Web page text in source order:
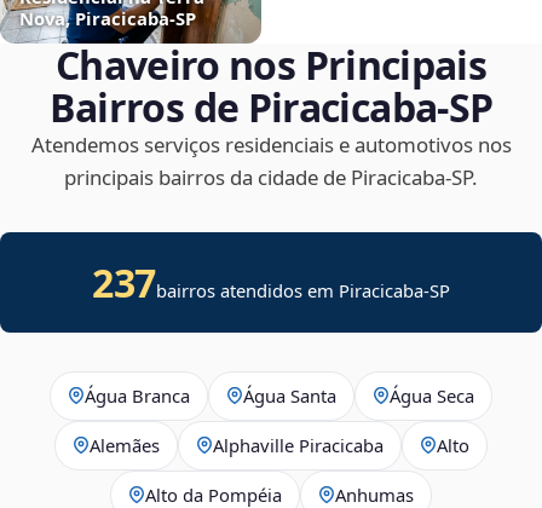
Nova, Piracicaba‑SP
Chaveiro nos Principais
Bairros de Piracicaba‑SP
Atendemos serviços residenciais e automotivos nos
principais bairros da cidade de Piracicaba‑SP.
237bairros atendidos em Piracicaba-SP
Água Branca Água Santa Água Seca
Alemães Alphaville Piracicaba Alto
Alto da Pompéia Anhumas